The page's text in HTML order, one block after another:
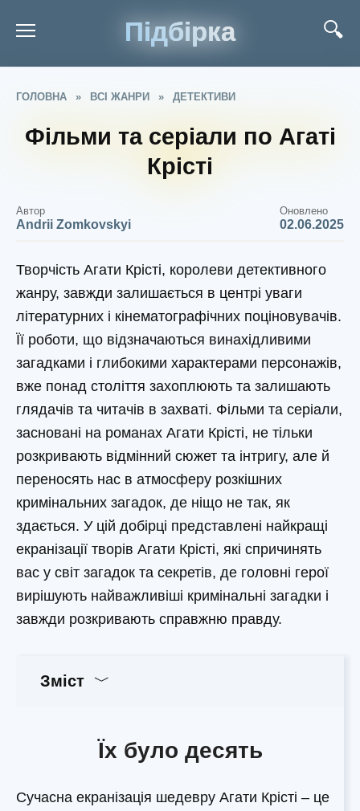
Підбірка
ГОЛОВНА » ВСІ ЖАНРИ » ДЕТЕКТИВИ
Фільми та серіали по Агаті
Крісті
Автор
Andrii Zomkovskyi
Оновлено
02.06.2025
Творчість Агати Крісті, королеви детективного
жанру, завжди залишається в центрі уваги
літературних і кінематографічних поціновувачів.
Її роботи, що відзначаються винахідливими
загадками і глибокими характерами персонажів,
вже понад століття захоплюють та залишають
глядачів та читачів в захваті. Фільми та серіали,
засновані на романах Агати Крісті, не тільки
розкривають відмінний сюжет та інтригу, але й
переносять нас в атмосферу розкішних
кримінальних загадок, де ніщо не так, як
здається. У цій добірці представлені найкращі
екранізації творів Агати Крісті, які спричинять
вас у світ загадок та секретів, де головні герої
вирішують найважливіші кримінальні загадки і
завжди розкривають справжню правду.
Зміст
Їх було десять
Сучасна екранізація шедевру Агати Крісті – це